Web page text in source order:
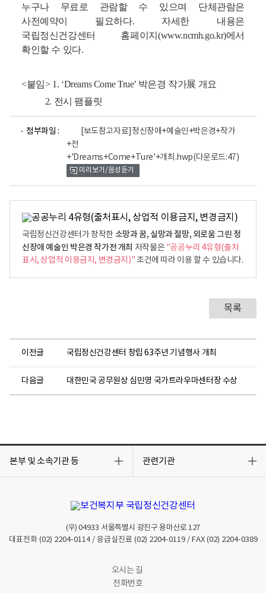
누구나 무료로 관람할 수 있으며 단체관람은
사전예약이 필요하다. 자세한 내용은
국립정신건강센터 홈페이지(www.ncmh.go.kr)에서
확인할 수 있다.
<붙임> 1. ‘Dreams Come True’ 박은경 작가展 개요
2. 전시 팸플릿
첨부파일 :
[보도참고자료]정신장애+예술인+박은경+작가
+전
+'Dreams+Come+Ture'+개최.hwp(다운로드:47)
미리보기/음성듣기
국립정신건강센터가 창작한 소망과 꿈, 실망과 절망, 외로움 그린 정
신장애 예술인 박은경 작가전 개최 저작물은 "공공누리 4유형(출처
표시, 상업적 이용금지, 변경금지)"조건에 따라 이용 할 수 있습니다.
목록
이전글 국립정신건강센터 창립 63주년 기념행사 개최
다음글 대한민국 공무원상 심민영 국가트라우마센터장 수상
본부 및 소속기관 등
기
관련기관
기
(우)04933 서울특별시 광진구 용마산로 127
대표전화 (02) 2204-0114/ 응급실진료 (02) 2204-0119/ FAX (02) 2204-0389
오시는 길
전화번호